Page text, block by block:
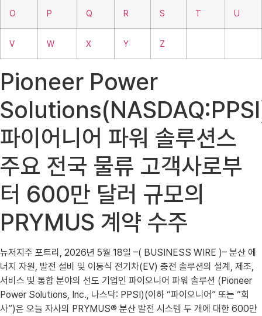
O P Q R S T U
V W X Y Z
Pioneer Power
파이어니어 파워 솔루션스
주요 전국 물류 고객사로부
터 600만 달러 규모의
PRYMUS 계약 수주
뉴저지주 포트리, 2026년 5월 18일 –( BUSINESS WIRE )– 분산 에
너지 자원, 발전 설비 및 이동식 전기차(EV) 충전 솔루션의 설계, 제조,
서비스 및 통합 분야의 선도 기업인 파이오니어 파워 솔루션 (Pioneer
Power Solutions, Inc., 나스닥: PPSI)(이하 “파이오니어” 또는 “회
사”)은 오늘 자사의 PRYMUS® 분산 발전 시스템 두 개에 대한 600만